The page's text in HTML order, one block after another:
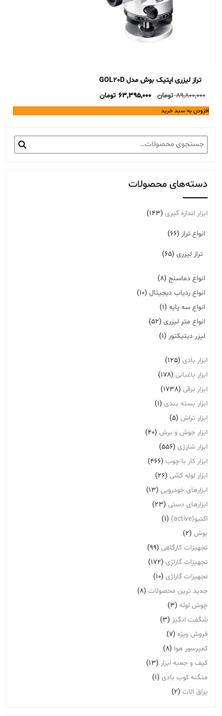
تراز لیزری اپتیک بوش مدل GOL20D
89,800,000 تومان
Original
price
was:
63,395,000 تومانCurrent
price
is:
افزودن به سبد خرید
جستجو
برای:
دسته‌های محصولات
ابزار اندازه گیری (143)
انواع تراز (66)
تراز لیزری (65)
انواع دماسنج (8)
انواع ردیاب دیجیتال (10)
انواع سه پایه (1)
انواع متر لیزری (52)
لیزر دیتیکتور (1)
ابزار بادی (125)
ابزار باغبانی (178)
ابزار برقی (1738)
ابزار بسته بندی (1)
ابزار تراش (5)
ابزار جوش و برش (40)
ابزار شارژی (556)
ابزار کار با چوب (466)
ابزار لوله کشی (26)
ابزارهای خودرویی (13)
ابزارهای دستی (23)
اکتیو(active)
(1)
بوش (2)
تجهیزات کارگاهی (99)
تجهیزات گاراژِی (172)
تجهیزات گاراژی (10)
جدید ترین محصولات (8)
چوش لوله (3)
شگفت انگیز (3)
فروش ویژه (7)
کمپرسور هوا (8)
کیف و جعبه ابزار (13)
منگنه کوب بادی (1)
یراق الات (2)